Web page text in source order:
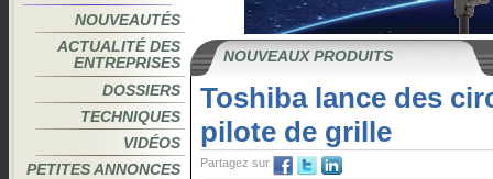
NOUVEAUTÉS
ACTUALITÉ DES
ENTREPRISES
DOSSIERS
TECHNIQUES
VIDÉOS
PETITES ANNONCES
NOUVEAUX PRODUITS
Toshiba lance des
pilote de grille
Partagez sur